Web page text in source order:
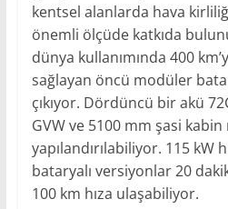
kentsel alanlarda hava
önemli ölçüde katkıda
dünya kullanımında 400
sağlayan öncü modüler
çıkıyor. Dördüncü bir akü
GVW ve 5100 mm şasi
yapılandırılabiliyor. 115 kW
bataryalı versiyonlar 20
100 km hıza ulaşabiliyor.